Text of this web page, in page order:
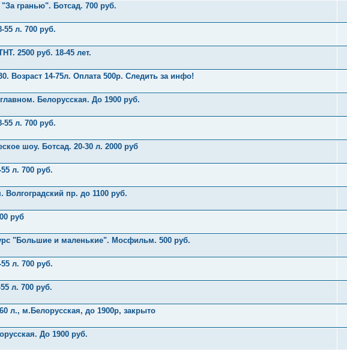
"За гранью". Ботсад. 700 руб.
55 л. 700 руб.
2500 руб. 18-45 лет.
Возраст 14-75л. Оплата 500р. Следить за инфо!
Белорусская. До 1900 руб.
55 л. 700 руб.
шоу. Ботсад. 20-30 л. 2000 руб
л. 700 руб.
пр. до 1100 руб.
руб
"Большие и маленькие". Мосфильм. 500 руб.
л. 700 руб.
л. 700 руб.
л., м.Белорусская, до 1900р, закрыто
До 1900 руб.